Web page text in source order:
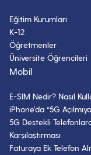
Eğitim Kurumları
K-12
Öğretmenler
Üniversite Öğrencileri
Mobil
E-SIM Nedir? Nasıl
iPhone’da “5G
5G Destekli
Karşılaştırması
Faturaya Ek Telefon